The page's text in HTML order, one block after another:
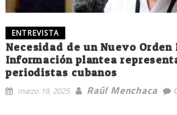
ENTREVISTA
Necesidad de un Nuevo
Información plantea
periodistas cubanos
marzo 19, 2025 Raúl Menchaca